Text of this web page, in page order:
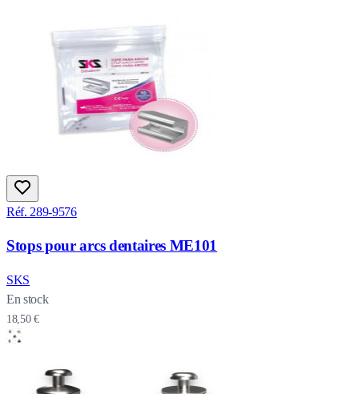
Réf. 289-9576
Stops pour arcs dentaires ME101
SKS
En stock
18,50 €